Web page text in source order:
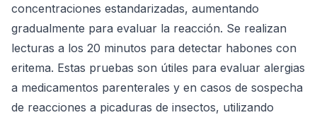
concentraciones estandarizadas, aumentando
gradualmente para evaluar la reacción. Se realizan
lecturas a los 20 minutos para detectar habones con
eritema. Estas pruebas son útiles para evaluar alergias
a medicamentos parenterales y en casos de sospecha
de reacciones a picaduras de insectos, utilizando